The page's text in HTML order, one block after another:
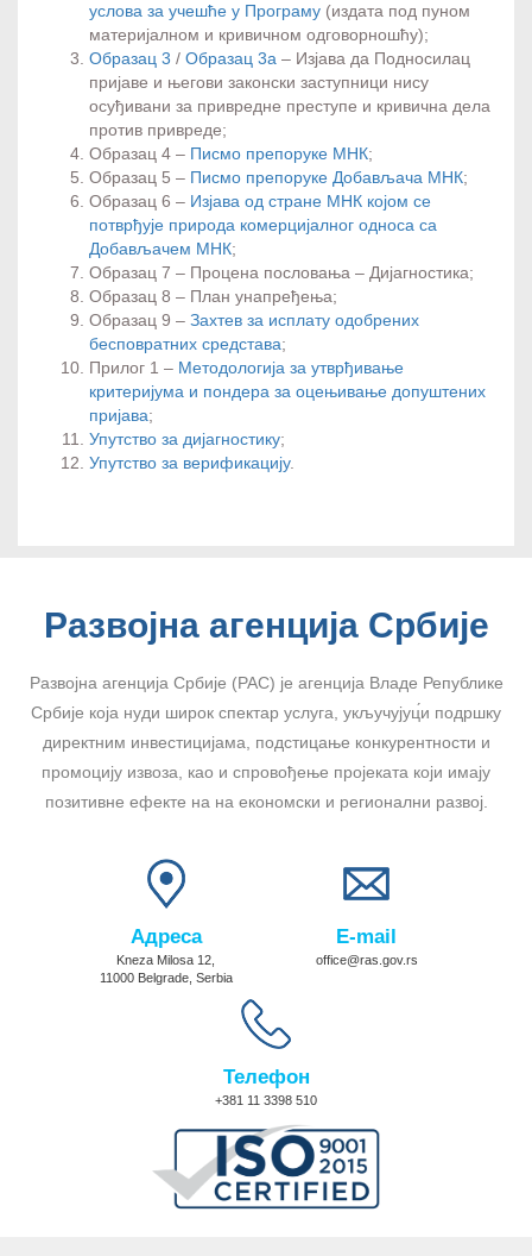
услова за учешће у Програму (издата под пуном
материјалном и кривичном одговорношћу);
Образац 3 / Образац 3а – Изјава да Подносилац
пријаве и његови законски заступници нису
осуђивани за привредне преступе и кривична дела
против привреде;
Образац 4 – Писмо препоруке МНК;
Образац 5 – Писмо препоруке Добављача МНК;
Образац 6 – Изјава од стране МНК којом се
потврђује природа комерцијалног односа са
Добављачем МНК;
Образац 7 – Процена пословања – Дијагностика;
Образац 8 – План унапређења;
Образац 9 – Захтев за исплату одобрених
бесповратних средстава;
Прилог 1 – Методологија за утврђивање
критеријума и пондера за оцењивање допуштених
пријава;
Упутство за дијагностику;
Упутство за верификацију.
Развојна агенција Србије
Развојна агенција Србије (РАС) је агенција Владе Републике
Србије која нуди широк спектар услуга, укључујуц́и подршку
директним инвестицијама, подстицање конкурентности и
промоцију извоза, као и спровођење пројеката који имају
позитивне ефекте на на економски и регионални развој.
Адреса
Kneza Milosa 12,
11000 Belgrade, Serbia
E-mail
office@ras.gov.rs
Телефон
+381 11 3398 510